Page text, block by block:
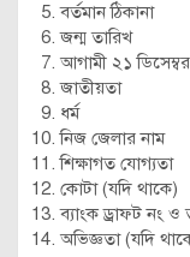
বর্তমান ঠিকানা
জন্ম তারিখ
আগামী ২১
জাতীয়তা
ধর্ম
নিজ জেলার নাম
শিক্ষাগত যোগ্যতা
কোটা (যদি থাকে)
ব্যাংক ড্রাফট নং ও
অভিজ্ঞতা (যদি